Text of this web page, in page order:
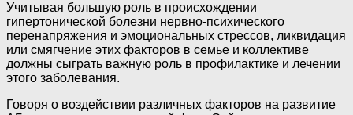
Учитывая большую роль в происхождении
гипертонической болезни нервно-психического
перенапряжения и эмоциональных стрессов, ликвидация
или смягчение этих факторов в семье и коллективе
должны сыграть важную роль в профилактике и лечении
этого заболевания.
Говоря о воздействии различных факторов на развитие